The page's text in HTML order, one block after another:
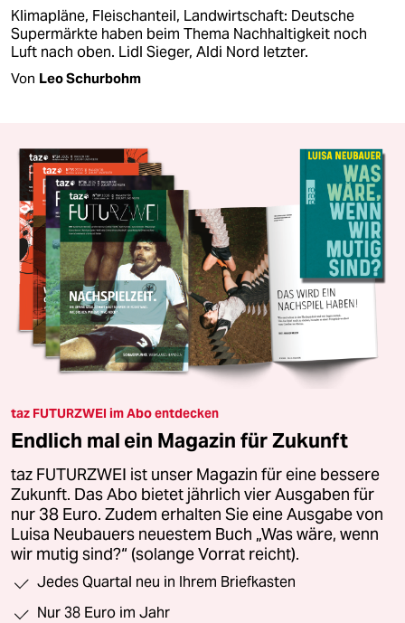
Klimapläne, Fleischanteil, Landwirtschaft: Deutsche
Supermärkte haben beim Thema Nachhaltigkeit noch
Luft nach oben. Lidl Sieger, Aldi Nord letzter.
Von Leo Schurbohm
taz FUTURZWEI im Abo entdecken
Endlich mal ein Magazin für Zukunft
taz FUTURZWEI ist unser Magazin für eine bessere
Zukunft. Das Abo bietet jährlich vier Ausgaben für
nur 38 Euro. Zudem erhalten Sie eine Ausgabe von
Luisa Neubauers neuestem Buch „Was wäre, wenn
wir mutig sind?“ (solange Vorrat reicht).
Jedes Quartal neu in Ihrem Briefkasten
Nur 38 Euro im Jahr